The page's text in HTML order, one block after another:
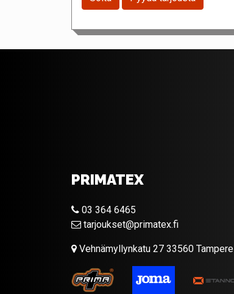
PRIMATEX
03 364 6465
tarjoukset@primatex.fi
Vehnämyllynkatu 27 33560 Tampere